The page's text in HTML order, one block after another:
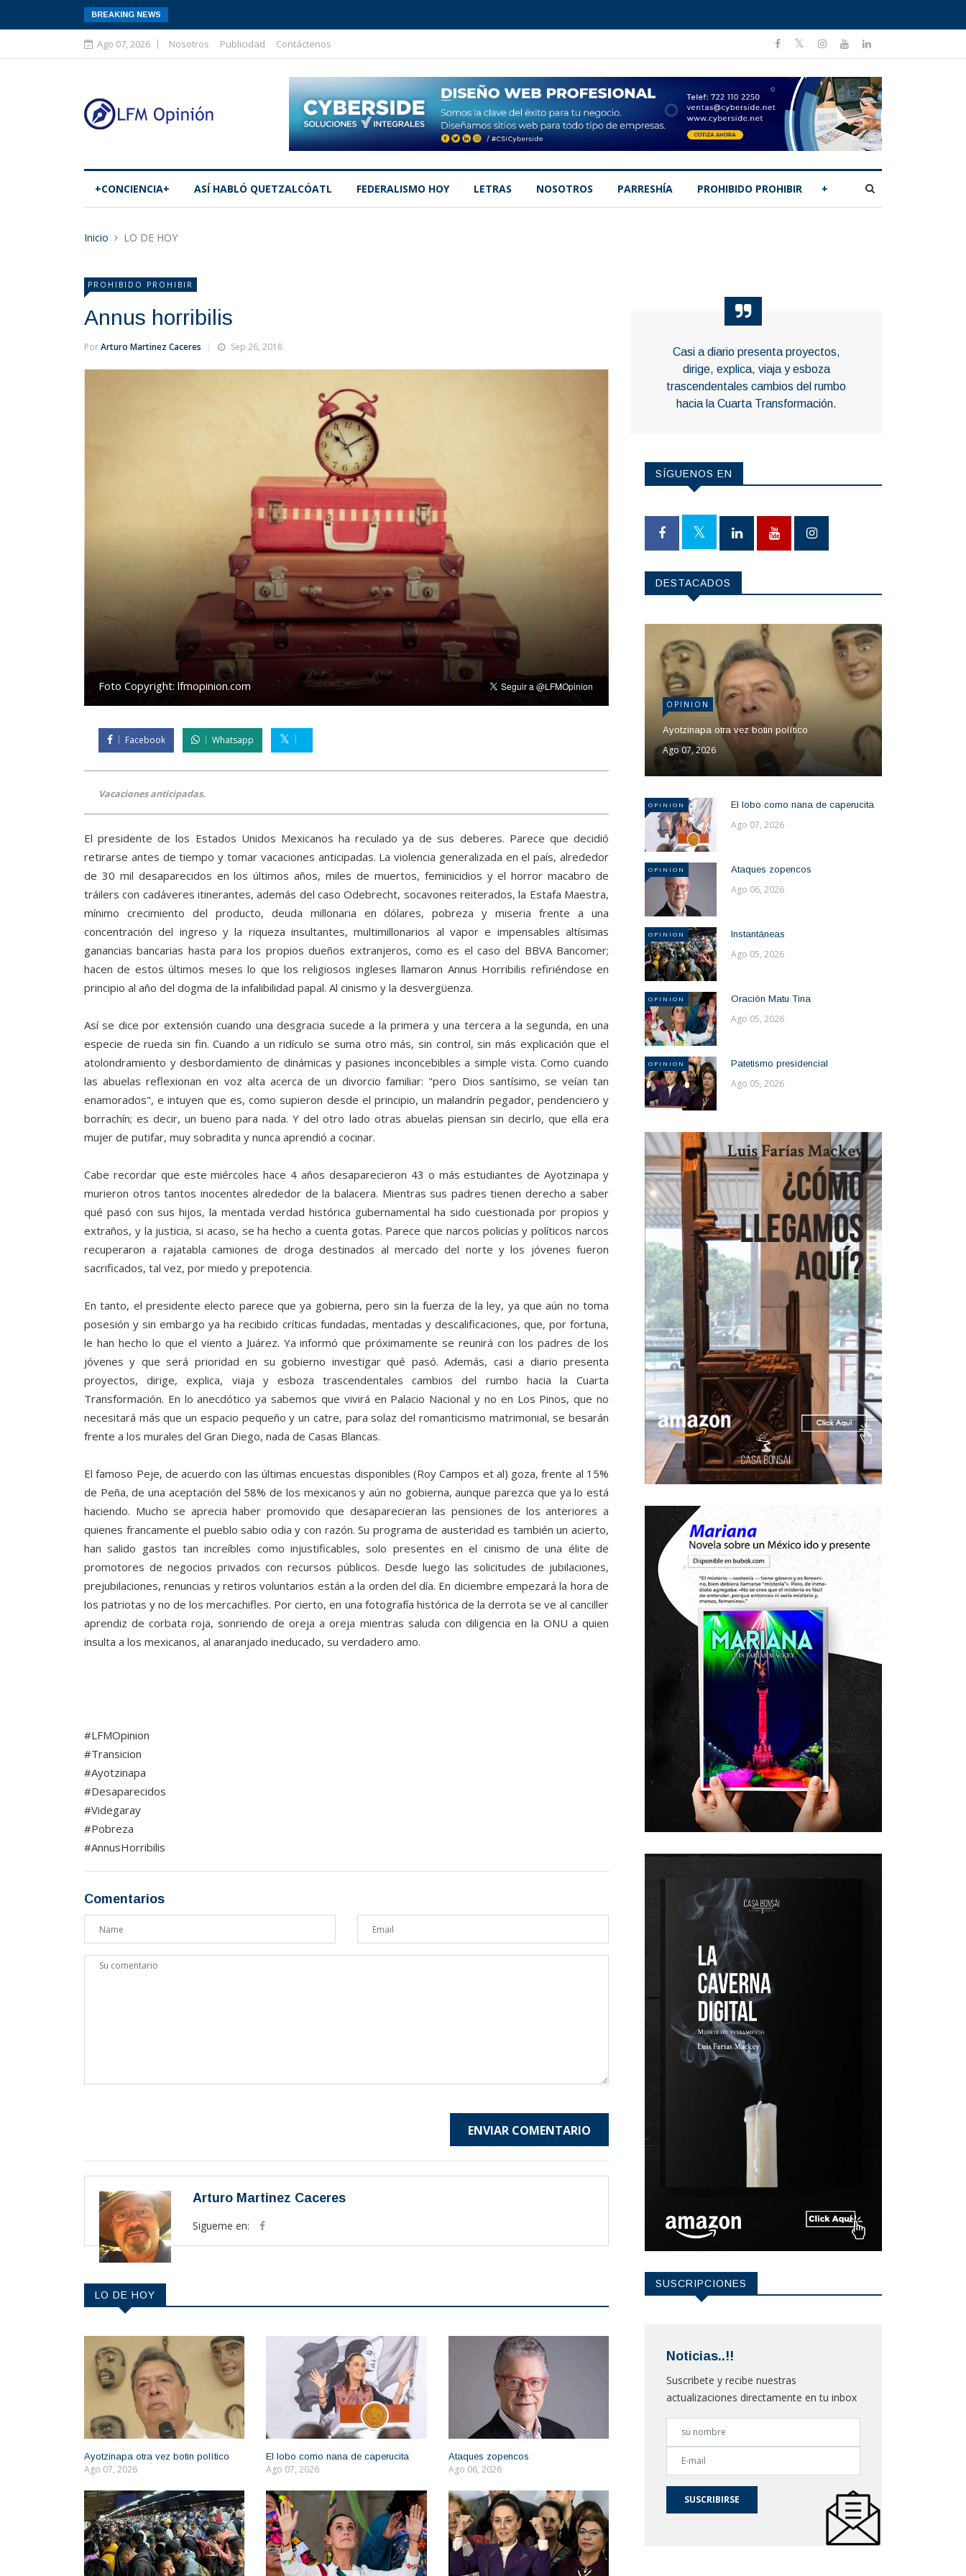
BREAKING NEWS
Ago 07, 2026 Nosotros Publicidad Contáctenos
+CONCIENCIA+ ASÍ­ HABLÓ QUETZALCÓATL FEDERALISMO HOY LETRAS NOSOTROS PARRESHÍA PROHIBIDO PROHIBIR +
Inicio LO DE HOY
PROHIBIDO PROHIBIR
Annus horribilis
PorArturo Martinez Caceres Sep 26, 2018
Foto Copyright: lfmopinion.com
Facebook Whatsapp
Vacaciones anticipadas.
El presidente de los Estados Unidos Mexicanos ha reculado ya de sus deberes. Parece que decidió
retirarse antes de tiempo y tomar vacaciones anticipadas. La violencia generalizada en el país, alrededor
de 30 mil desaparecidos en los últimos años, miles de muertos, feminicidios y el horror macabro de
tráilers con cadáveres itinerantes, además del caso Odebrecht, socavones reiterados, la Estafa Maestra,
mínimo crecimiento del producto, deuda millonaria en dólares, pobreza y miseria frente a una
concentración del ingreso y la riqueza insultantes, multimillonarios al vapor e impensables altísimas
ganancias bancarias hasta para los propios dueños extranjeros, como es el caso del BBVA Bancomer;
hacen de estos últimos meses lo que los religiosos ingleses llamaron Annus Horribilis refiriéndose en
principio al año del dogma de la infalibilidad papal. Al cinismo y la desvergüenza.
Así se dice por extensión cuando una desgracia sucede a la primera y una tercera a la segunda, en una
especie de rueda sin fin. Cuando a un ridículo se suma otro más, sin control, sin más explicación que el
atolondramiento y desbordamiento de dinámicas y pasiones inconcebibles a simple vista. Como cuando
las abuelas reflexionan en voz alta acerca de un divorcio familiar: "pero Dios santísimo, se veían tan
enamorados", e intuyen que es, como supieron desde el principio, un malandrín pegador, pendenciero y
borrachín; es decir, un bueno para nada. Y del otro lado otras abuelas piensan sin decirlo, que ella era
mujer de putifar, muy sobradita y nunca aprendió a cocinar.
Cabe recordar que este miércoles hace 4 años desaparecieron 43 o más estudiantes de Ayotzinapa y
murieron otros tantos inocentes alrededor de la balacera. Mientras sus padres tienen derecho a saber
qué pasó con sus hijos, la mentada verdad histórica gubernamental ha sido cuestionada por propios y
extraños, y la justicia, si acaso, se ha hecho a cuenta gotas. Parece que narcos policías y políticos narcos
recuperaron a rajatabla camiones de droga destinados al mercado del norte y los jóvenes fueron
sacrificados, tal vez, por miedo y prepotencia.
En tanto, el presidente electo parece que ya gobierna, pero sin la fuerza de la ley, ya que aún no toma
posesión y sin embargo ya ha recibido críticas fundadas, mentadas y descalificaciones, que, por fortuna,
le han hecho lo que el viento a Juárez. Ya informó que próximamente se reunirá con los padres de los
jóvenes y que será prioridad en su gobierno investigar qué pasó. Además, casi a diario presenta
proyectos, dirige, explica, viaja y esboza trascendentales cambios del rumbo hacia la Cuarta
Transformación. En lo anecdótico ya sabemos que vivirá en Palacio Nacional y no en Los Pinos, que no
necesitará más que un espacio pequeño y un catre, para solaz del romanticismo matrimonial, se besarán
frente a los murales del Gran Diego, nada de Casas Blancas.
El famoso Peje, de acuerdo con las últimas encuestas disponibles (Roy Campos et al) goza, frente al 15%
de Peña, de una aceptación del 58% de los mexicanos y aún no gobierna, aunque parezca que ya lo está
haciendo. Mucho se aprecia haber promovido que desaparecieran las pensiones de los anteriores a
quienes francamente el pueblo sabio odia y con razón. Su programa de austeridad es también un acierto,
han salido gastos tan increíbles como injustificables, solo presentes en el cinismo de una élite de
promotores de negocios privados con recursos públicos. Desde luego las solicitudes de jubilaciones,
prejubilaciones, renuncias y retiros voluntarios están a la orden del día. En diciembre empezará la hora de
los patriotas y no de los mercachifles. Por cierto, en una fotografía histórica de la derrota se ve al canciller
aprendiz de corbata roja, sonriendo de oreja a oreja mientras saluda con diligencia en la ONU a quien
insulta a los mexicanos, al anaranjado ineducado, su verdadero amo.
#LFMOpinion
#Transicion
#Ayotzinapa
#Desaparecidos
#Videgaray
#Pobreza
#AnnusHorribilis
Comentarios
ENVIAR COMENTARIO
Arturo Martinez Caceres
Sigueme en:
LO DE HOY
Ayotzinapa otra vez botin político
Ago 07, 2026
El lobo como nana de caperucita
Ago 07, 2026
Ataques zopencos
Ago 06, 2026
Casi a diario presenta proyectos,
dirige, explica, viaja y esboza
trascendentales cambios del rumbo
hacia la Cuarta Transformación.
SÍGUENOS EN
DESTACADOS
OPINION
Ayotzinapa otra vez botin político
Ago 07, 2026
OPINION El lobo como nana de caperucita
Ago 07, 2026
OPINION Ataques zopencos
Ago 06, 2026
OPINION Instantáneas
Ago 05, 2026
OPINION Oración Matu Tina
Ago 05, 2026
OPINION Patetismo presidencial
Ago 05, 2026
SUSCRIPCIONES
Noticias..!!
Suscribete y recibe nuestras
actualizaciones directamente en tu inbox
SUSCRIBIRSE